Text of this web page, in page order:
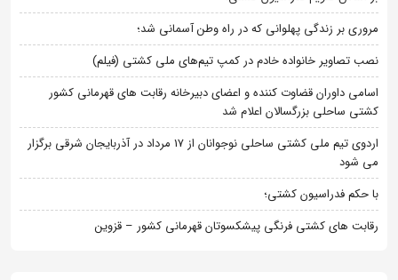
مروری بر زندگی پهلوانی که در راه وطن آسمانی شد؛
نصب تصاویر خانواده خادم در کمپ تیم‌های ملی کشتی (فیلم)
اسامی داوران قضاوت کننده و اعضای دبیرخانه رقابت های قهرمانی کشور
کشتی ساحلی بزرگسالان اعلام شد
اردوی تیم ملی کشتی ساحلی نوجوانان از 17 مرداد در آذربایجان شرقی برگزار
می شود
با حکم فدراسیون کشتی؛
رقابت های کشتی فرنگی پیشکسوتان قهرمانی کشور – قزوین